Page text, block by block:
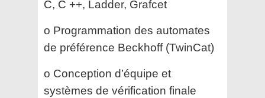
C, C ++, Ladder, Grafcet
o Programmation des automates
de préférence Beckhoff (TwinCat)
o Conception d’équipe et
systèmes de vérification finale